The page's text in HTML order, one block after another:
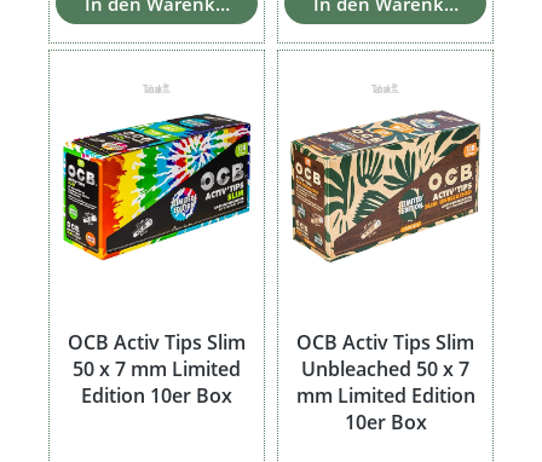
OCB Activ Tips Slim
50 x 7 mm Limited
Edition 10er Box
OCB Activ Tips Slim
Unbleached 50 x 7
mm Limited Edition
10er Box